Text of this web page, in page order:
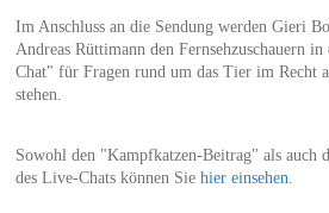
Im Anschluss an die Sendung werden Gieri
Andreas Rüttimann den Fernsehzuschauern
Chat" für Fragen rund um das Tier im Recht
stehen.
Sowohl den "Kampfkatzen-Beitrag" als auch
des Live-Chats können Sie hier einsehen